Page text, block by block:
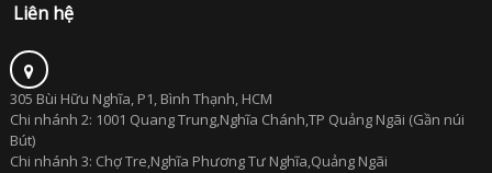
Liên hệ
305 Bùi Hữu Nghĩa, P1, Bình Thạnh, HCM
Chi nhánh 2: 1001 Quang Trung,Nghĩa Chánh,TP Quảng Ngãi (Gần núi
Bút)
Chi nhánh 3: Chợ Tre,Nghĩa Phương Tư Nghĩa,Quảng Ngãi